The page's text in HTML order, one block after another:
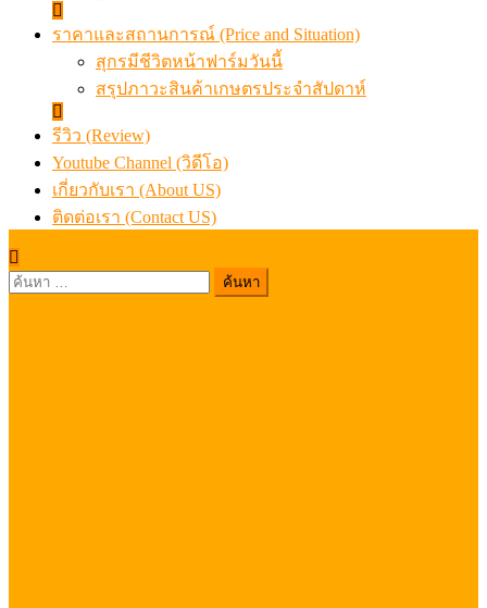
ราคาและสถานการณ์ (Price and Situation)
สุกรมีชีวิตหน้าฟาร์มวันนี้
สรุปภาวะสินค้าเกษตรประจำสัปดาห์
รีวิว (Review)
Youtube Channel (วิดีโอ)
เกี่ยวกับเรา (About US)
ติดต่อเรา (Contact US)
ค้นหา